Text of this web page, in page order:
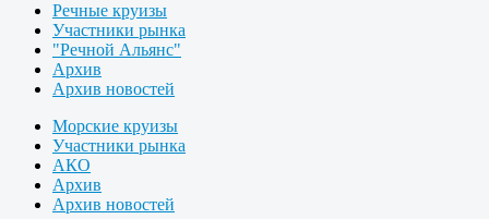
Речные круизы
Участники рынка
"Речной Альянс"
Архив
Архив новостей
Морские круизы
Участники рынка
АКО
Архив
Архив новостей